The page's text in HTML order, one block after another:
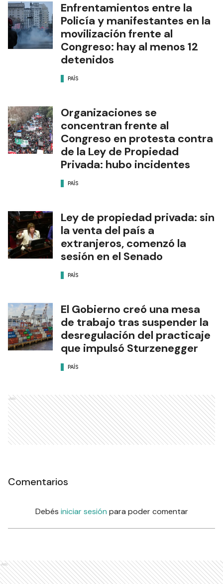
Enfrentamientos entre la
Policía y manifestantes en la
movilización frente al
Congreso: hay al menos 12
detenidos
PAÍS
Organizaciones se
concentran frente al
Congreso en protesta contra
de la Ley de Propiedad
Privada: hubo incidentes
PAÍS
Ley de propiedad privada: sin
la venta del país a
extranjeros, comenzó la
sesión en el Senado
PAÍS
El Gobierno creó una mesa
de trabajo tras suspender la
desregulación del practicaje
que impulsó Sturzenegger
PAÍS
Ads
Comentarios
Debés iniciar sesión para poder comentar
Ads